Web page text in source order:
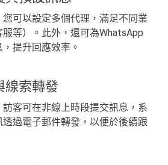
可以設定多個代理，滿足不同業
等）。此外，還可為WhatsApp
提升回應效率。
線索轉發
客可在非線上時段提交訊息，系
過電子郵件轉發，以便於後續跟